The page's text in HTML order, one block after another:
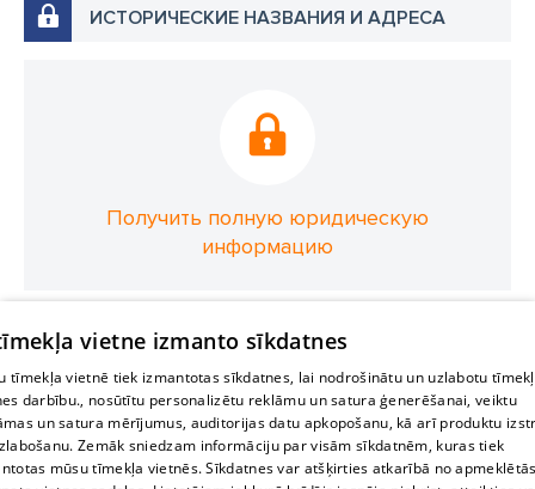
ИСТОРИЧЕСКИЕ НАЗВАНИЯ И АДРЕСА
Получить полную юридическую
информацию
vietne izmanto sīkdatnes
tīmekļa vietnē tiek izmantotas sīkdatnes, lai nodrošinātu un uzlabotu
darbību., nosūtītu personalizētu reklāmu un satura ģenerēšanai, veiktu
un satura mērījumus, auditorijas datu apkopošanu, kā arī produktu
Zemāk sniedzam informāciju par visām sīkdatnēm, kuras tiek
mūsu tīmekļa vietnēs. Sīkdatnes var atšķirties atkarībā no